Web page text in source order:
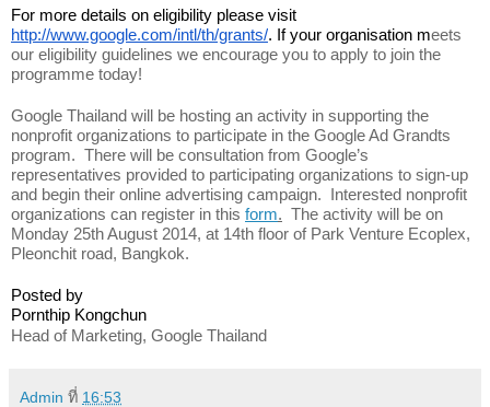
http://www.google.com/intl/th/grants/. If your organisation meets
our eligibility guidelines we encourage you to apply to join the
programme today!
Google Thailand will be hosting an activity in supporting the
nonprofit organizations to participate in the Google Ad Grandts
program.  There will be consultation from Google’s
representatives provided to participating organizations to sign-up
and begin their online advertising campaign.  Interested nonprofit
organizations can register in this form. The activity will be on
Monday 25th August 2014, at 14th floor of Park Venture Ecoplex,
Pleonchit road, Bangkok.
Posted by
Pornthip Kongchun
Head of Marketing, Google Thailand
Admin ที่ 16:53